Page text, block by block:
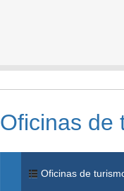
Oficinas de
Oficinas de